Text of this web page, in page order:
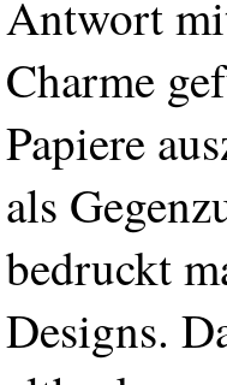
Antwort
Charme
Papiere
als
bedruckt
Designs.